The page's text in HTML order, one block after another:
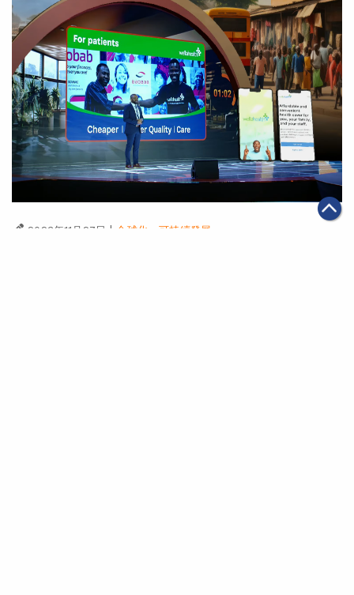
2023年11月27日 | 全球化 ·可持續發展